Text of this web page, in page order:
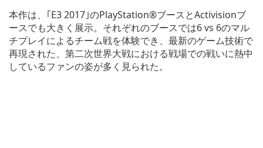
本作は、｢E3 2017｣のPlayStation®ブースとActivisionブ
ースでも大きく展示。それぞれのブースでは6 vs 6のマル
チプレイによるチーム戦を体験でき、最新のゲーム技術で
再現された、第二次世界大戦における戦場での戦いに熱中
しているファンの姿が多く見られた。